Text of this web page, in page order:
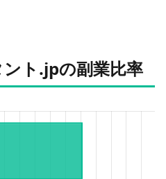
ト.jpの副業比率